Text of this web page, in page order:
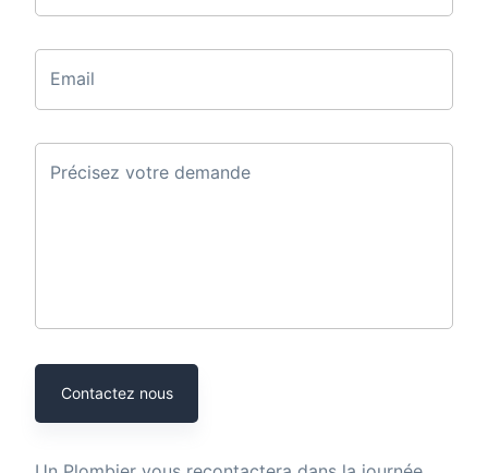
Email
Précisez votre demande
Contactez nous